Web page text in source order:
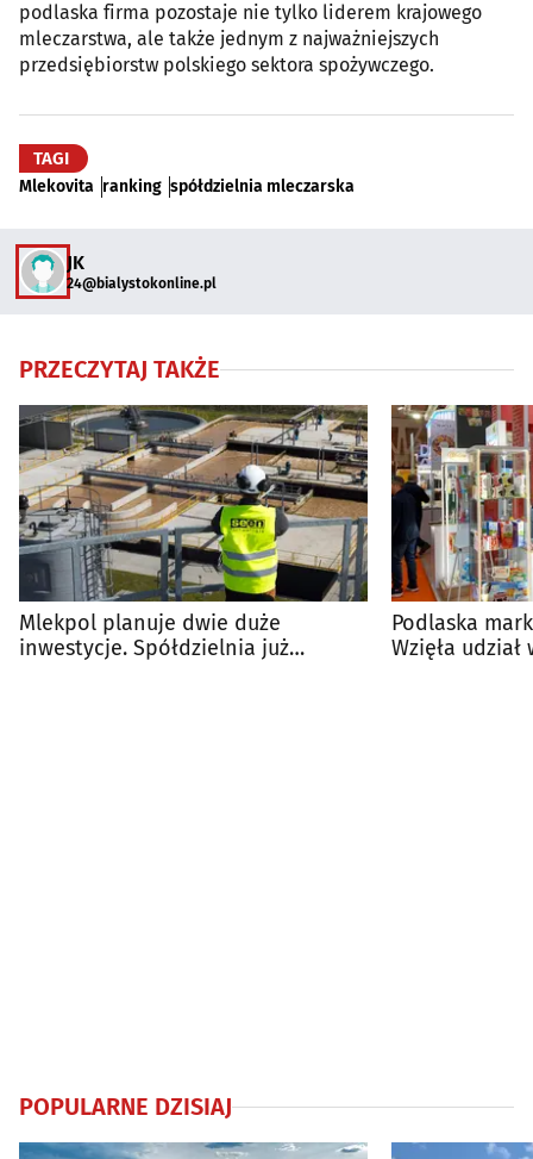
podlaska firma pozostaje nie tylko liderem krajowego
mleczarstwa, ale także jednym z najważniejszych
przedsiębiorstw polskiego sektora spożywczego.
TAGI
Mlekovita ranking spółdzielnia mleczarska
JK
24@bialystokonline.pl
PRZECZYTAJ TAKŻE
Mlekpol planuje dwie duże
inwestycje. Spółdzielnia już
Podlaska
Wzięła
POPULARNE DZISIAJ